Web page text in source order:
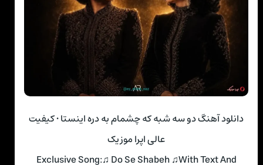
دانلود آهنگ دو سه شبه که چشمام به دره اینستا • کیفیت
عالی اپرا موزیک
Exclusive Song:♫ Do Se Shabeh ♫With Text And